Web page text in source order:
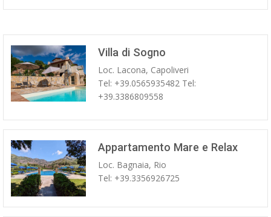
Villa di Sogno
Loc. Lacona, Capoliveri
Tel: +39.0565935482 Tel:
+39.3386809558
Appartamento Mare e Relax
Loc. Bagnaia, Rio
Tel: +39.3356926725